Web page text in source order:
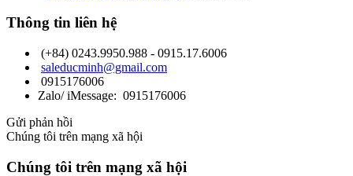
Thông tin liên hệ
(+84) 0243.9950.988 - 0915.17.6006
saleducminh@gmail.com
0915176006
Zalo/ iMessage: 0915176006
Gửi phản hồi
Chúng tôi trên mạng xã hội
Chúng tôi trên mạng xã hội